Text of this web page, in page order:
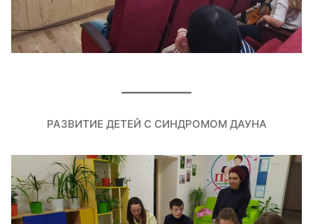
РАЗВИТИЕ ДЕТЕЙ С СИНДРОМОМ ДАУНА